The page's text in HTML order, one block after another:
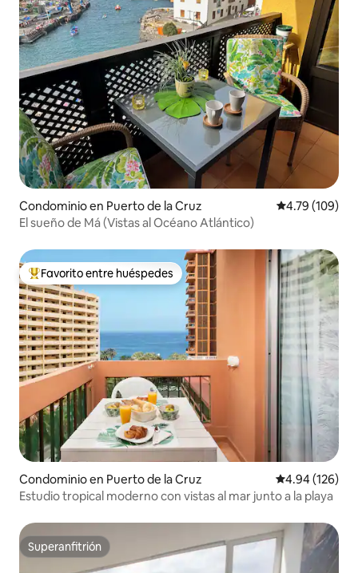
Condominio en Puerto de la Cruz Calificación
4.79 (109)
El sueño de Má (Vistas al Océano Atlántico)
De los mejores en Favorito entre huéspedes
Favorito entre huéspedes
Condominio en Puerto de la Cruz Calificación
4.94 (126)
Estudio tropical moderno con vistas al mar junto a la playa
Superanfitrión
Superanfitrión